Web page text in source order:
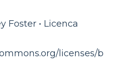
Foster • Licenca
licenses/b